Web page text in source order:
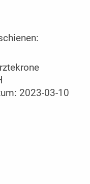
2023-03-10